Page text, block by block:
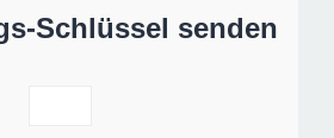
Schlüssel senden